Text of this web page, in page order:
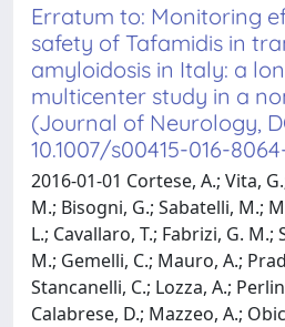
Erratum to: Monitoring
safety of Tafamidis in
amyloidosis in Italy: a
multicenter study in a
(Journal of Neurology,
10.1007/s00415-016-
2016-01-01 Cortese, A.; Vita,
M.; Bisogni, G.; Sabatelli, M.;
L.; Cavallaro, T.; Fabrizi, G.
M.; Gemelli, C.; Mauro, A.;
Stancanelli, C.; Lozza, A.;
Calabrese, D.; Mazzeo, A.;